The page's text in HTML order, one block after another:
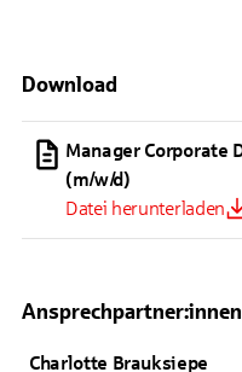
Download
Manager Corporate Development
(m/w/d)
Datei herunterladen
Ansprechpartner:innen
Charlotte Brauksiepe